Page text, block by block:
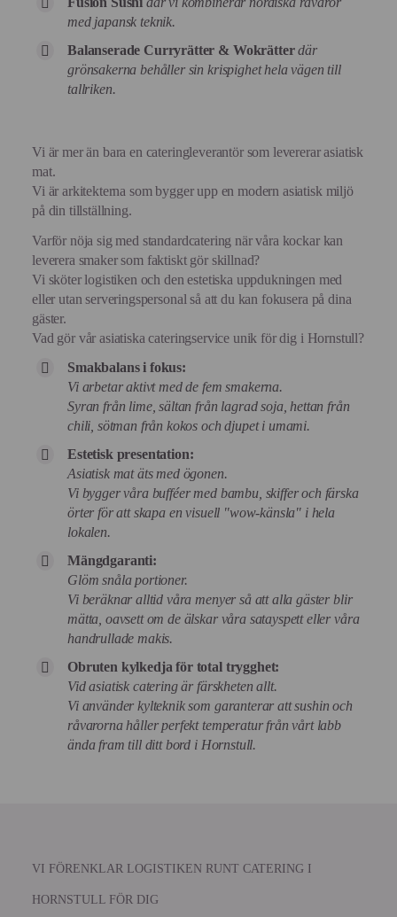
med japansk teknik.
Balanserade Curryrätter & Wokrätterdär
grönsakerna behåller sin krispighet hela vägen till
tallriken.
Vi är mer än bara en cateringleverantör som levererar asiatisk
mat.
Vi är arkitekterna som bygger upp en modern asiatisk miljö
på din tillställning.
Varför nöja sig med standardcatering när våra kockar kan
leverera smaker som faktiskt gör skillnad?
Vi sköter logistiken och den estetiska uppdukningen med
eller utan serveringspersonal så att du kan fokusera på dina
gäster.
Vad gör vår asiatiska cateringservice unik för dig i Hornstull?
Smakbalans i fokus:
Vi arbetar aktivt med de fem smakerna.
Syran från lime, sältan från lagrad soja, hettan från
chili, sötman från kokos och djupet i umami.
Estetisk presentation:
Asiatisk mat äts med ögonen.
Vi bygger våra bufféer med bambu, skiffer och färska
örter för att skapa en visuell "wow-känsla" i hela
lokalen.
Mängdgaranti:
Glöm snåla portioner.
Vi beräknar alltid våra menyer så att alla gäster blir
mätta, oavsett om de älskar våra satayspett eller våra
handrullade makis.
Obruten kylkedja för total trygghet:
Vid asiatisk catering är färskheten allt.
Vi använder kylteknik som garanterar att sushin och
råvarorna håller perfekt temperatur från vårt labb
ända fram till ditt bord i Hornstull.
VI FÖRENKLAR LOGISTIKEN RUNT CATERING I
HORNSTULL FÖR DIG